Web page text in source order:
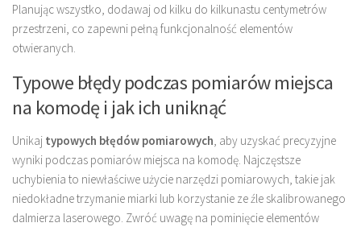
Planując wszystko, dodawaj od kilku do kilkunastu centymetrów
przestrzeni, co zapewni pełną funkcjonalność elementów
otwieranych.
Typowe błędy podczas pomiarów miejsca
na komodę i jak ich uniknąć
Unikaj typowych błędów pomiarowych, aby uzyskać precyzyjne
wyniki podczas pomiarów miejsca na komodę. Najczęstsze
uchybienia to niewłaściwe użycie narzędzi pomiarowych, takie jak
niedokładne trzymanie miarki lub korzystanie ze źle skalibrowanego
dalmierza laserowego. Zwróć uwagę na pominięcie elementów